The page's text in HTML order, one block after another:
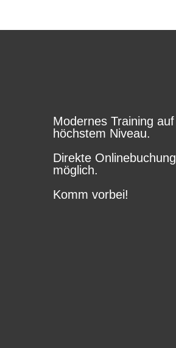
Modernes Training auf
höchstem Niveau.
Direkte Onlinebuchung
möglich.
Komm vorbei!